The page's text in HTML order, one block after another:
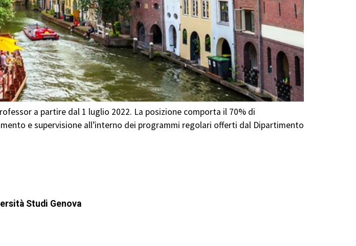
a partire dal 1 luglio 2022. La posizione comporta il 70% di
e supervisione all’interno dei programmi regolari offerti dal Dipartimento
Studi Genova